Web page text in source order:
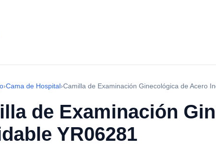
›Cama de Hospital›Camilla de Examinación Ginecológica de Acero
de Examinación
YR06281